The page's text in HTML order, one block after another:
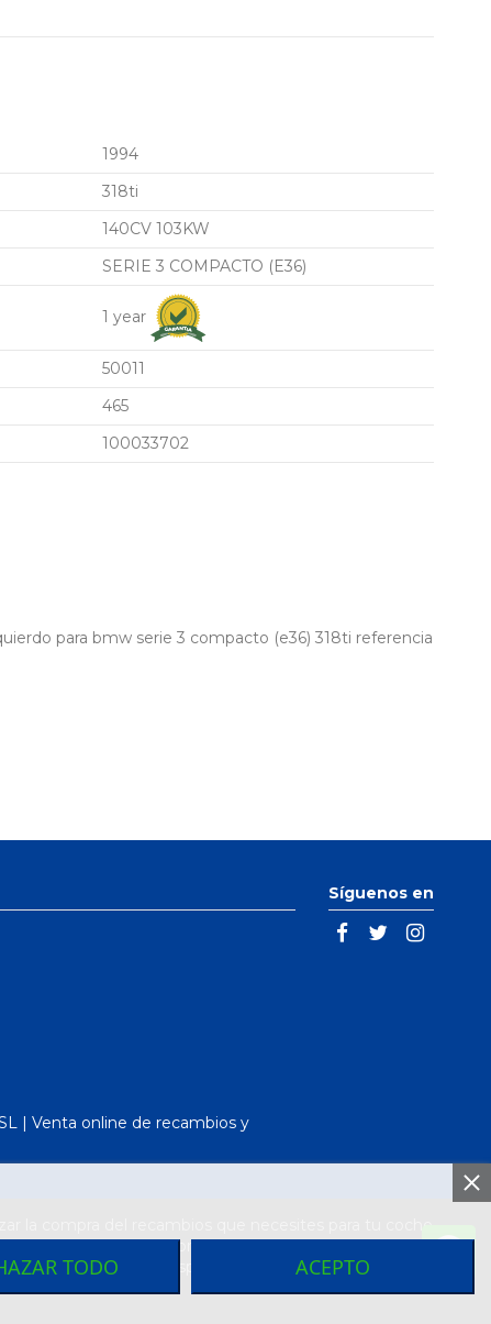
1994
318ti
140CV 103KW
SERIE 3 COMPACTO (E36)
1 year
50011
465
100033702
para bmw serie 3 compacto (e36) 318ti referencia
| Venta online de recambios y
TODO ACEPTO
Síguenos en
la compra del recambios que necesites para tu coche
de vehículos. Compra el recambio que necesitas
baratos de toda España los encontraras en nuestro